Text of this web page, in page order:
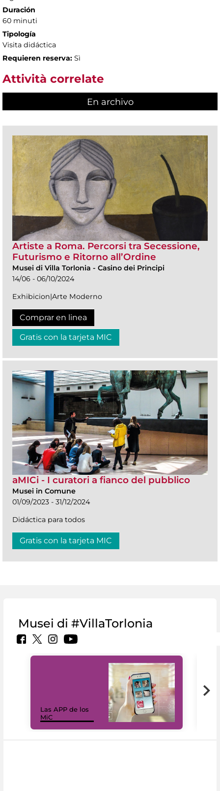
Duración
60 minuti
Tipología
Visita didáctica
Requieren reserva: Sì
Attività correlate
En archivo
Artiste a Roma. Percorsi tra Secessione,
Futurismo e Ritorno all’Ordine
Musei di Villa Torlonia - Casino dei Principi
14/06 - 06/10/2024
Exhibicion|Arte Moderno
Comprar en linea
Gratis con la tarjeta MIC
aMICi - I curatori a fianco del pubblico
Musei in Comune
01/09/2023 - 31/12/2024
Didáctica para todos
Gratis con la tarjeta MIC
Musei di #VillaTorlonia
Las APP de los
MiC